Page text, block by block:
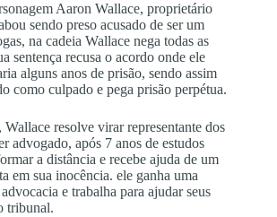
Aaron Wallace, proprietário
sendo preso acusado de ser um
na cadeia Wallace nega todas as
sentença recusa o acordo onde ele
alguns anos de prisão, sendo assim
como culpado e pega prisão perpétua.
resolve virar representante dos
advogado, após 7 anos de estudos
a distância e recebe ajuda de um
em sua inocência. ele ganha uma
e trabalha para ajudar seus
tribunal.